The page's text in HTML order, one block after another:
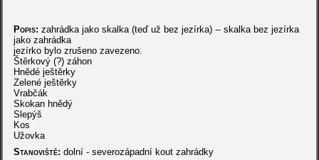
Popis: zahrádka jako skalka (teď už bez jezírka) -- skalka bez jezírka
jako zahrádka
jezírko bylo zrušeno zavezeno.
Štěrkový (?) záhon
Hnědé ještěrky
Zelené ještěrky
Vrabčák
Skokan hnědý
Slepýš
Kos
Užovka
Stanoviště: dolní - severozápadní kout zahrádky